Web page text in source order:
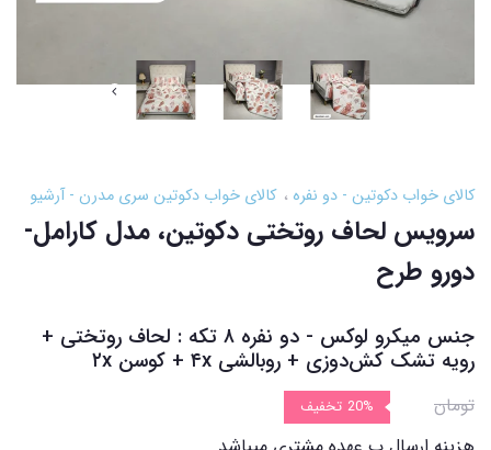
کالای خواب دکوتین - دو نفره کالای خواب دکوتین سری مدرن - آرشیو
سرویس لحاف روتختی دکوتین، مدل کارامل-
دورو طرح
جنس میکرو لوکس - دو نفره ۸ تکه : لحاف روتختی +
رویه تشک ‌کش‌دوزی + روبالشی ۴x + کوسن ۲x
تومان 20% تخفیف